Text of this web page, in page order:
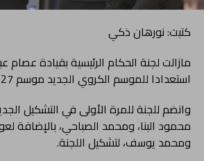
كتبت: نورهان ذكي
مازالت لجنة الحكام الرئيسية بقيادة عصام
استعدادا للموسم الكروي الجديد موسم 2026/2027.
وانضم للجنة للمرة الأولى في التشكيل
محمود البنا، ومحمد الصباحي، بالإضافة
ومحمد يوسف، لتشكيل اللجنة.